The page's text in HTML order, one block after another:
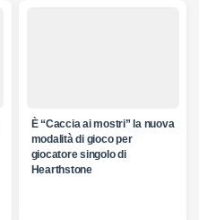
È “Caccia ai mostri” la nuova
modalità di gioco per
giocatore singolo di
Hearthstone